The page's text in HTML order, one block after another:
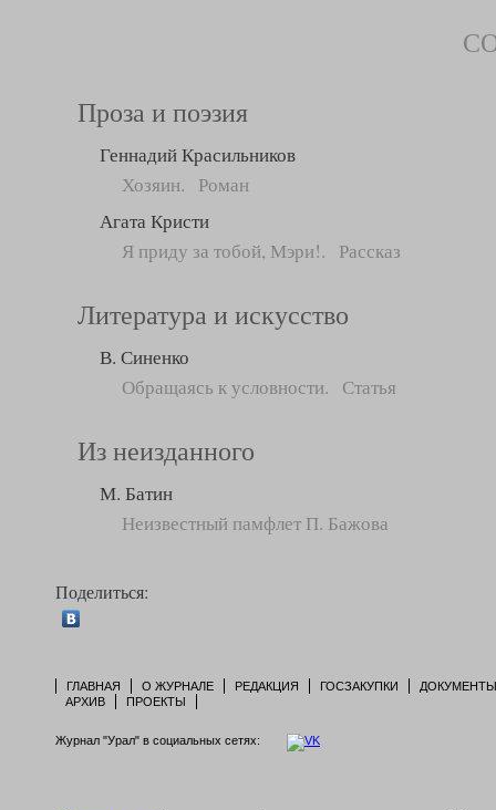
Проза и поэзия
Геннадий Красильников
Хозяин. Роман
Агата Кристи
Я приду за тобой, Мэри!. Рассказ
Литература и искусство
В. Синенко
Обращаясь к условности. Статья
Из неизданного
М. Батин
Неизвестный памфлет П. Бажова
Поделиться:
ГЛАВНАЯ О ЖУРНАЛЕ РЕДАКЦИЯ ГОСЗАКУПКИ
ДОКУМЕНТЫ
АРХИВ
ПРОЕКТЫ
Журнал "Урал" в социальных сетях: